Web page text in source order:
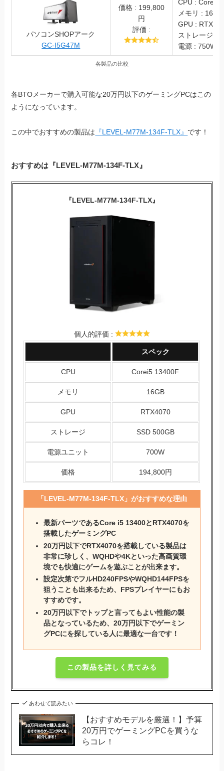
パソコンSHOPアーク
GC-I5G47M
価格 : 199,800
円
評価 :
CPU : Core i5
メモリ :
GPU :
ストレージ :
電源 : 750W
各製品の比較
各BTOメーカーで購入可能な20万円以下のゲーミングPCはこの
ようになっています。
この中でおすすめの製品は 『LEVEL-M77M-134F-TLX』 です！
おすすめは 『LEVEL-M77M-134F-TLX』
『LEVEL-M77M-134F-TLX』
個人的評価 :
スペック
CPU Corei5 13400F
メモリ 16GB
GPU RTX4070
ストレージ SSD 500GB
電源ユニット 700W
価格 194,800円
「 LEVEL-M77M-134F-TLX 」がおすすめな理由
最新パーツであるCore i5 13400とRTX4070を
搭載したゲーミングPC
20万円以下でRTX4070を搭載している製品は
非常に珍しく、WQHDや4Kといった高画質環
境でも快適にゲームを遊ぶことが出来ます。
設定次第でフルHD240FPSやWQHD144FPSを
狙うことも出来るため、FPSプレイヤーにもお
すすめです。
20万円以下でトップと言ってもよい性能の製
品となっているため、20万円以下でゲーミン
グPCにを探している人に最適な一台です！
この製品を詳しく見てみる
あわせて読みたい
【おすすめモデルを厳選！】予算
20万円でゲーミングPCを買うな
らコレ！